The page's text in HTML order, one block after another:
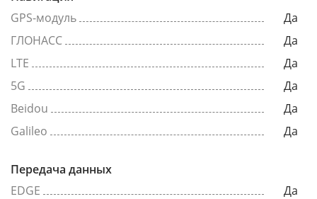
GPS-модуль
Да
ГЛОНАСС
Да
LTE
Да
5G
Да
Beidou
Да
Galileo
Да
Передача данных
EDGE
Да